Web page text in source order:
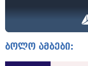
ბოლო ამბები: